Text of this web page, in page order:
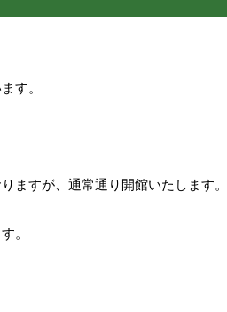
す。
ますが、 通常通り開館いたします。
。